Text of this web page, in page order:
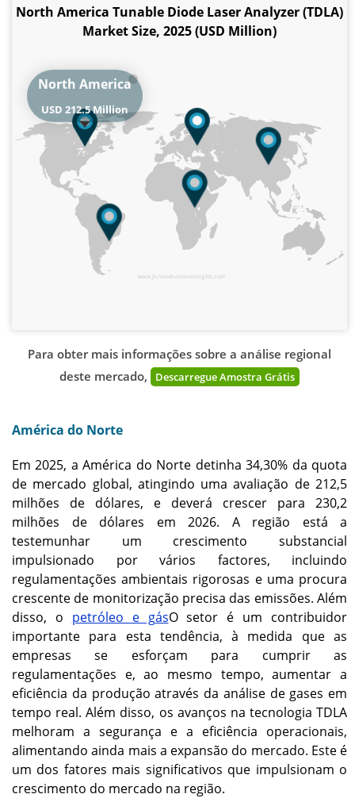
North America Tunable Diode Laser Analyzer (TDLA)
Market Size, 2025 (USD Million)
www.fortunebusinessinsights.com
North America
USD 212.5 Million
Para obter mais informações sobre a análise regional
deste mercado,
Descarregue Amostra Grátis
América do Norte
Em 2025, a América do Norte detinha 34,30% da quota
de mercado global, atingindo uma avaliação de 212,5
milhões de dólares, e deverá crescer para 230,2
milhões de dólares em 2026. A região está a
testemunhar um crescimento substancial
impulsionado por vários factores, incluindo
regulamentações ambientais rigorosas e uma procura
crescente de monitorização precisa das emissões. Além
disso, o petróleo e gásO setor é um contribuidor
importante para esta tendência, à medida que as
empresas se esforçam para cumprir as
regulamentações e, ao mesmo tempo, aumentar a
eficiência da produção através da análise de gases em
tempo real. Além disso, os avanços na tecnologia TDLA
melhoram a segurança e a eficiência operacionais,
alimentando ainda mais a expansão do mercado. Este é
um dos fatores mais significativos que impulsionam o
crescimento do mercado na região.